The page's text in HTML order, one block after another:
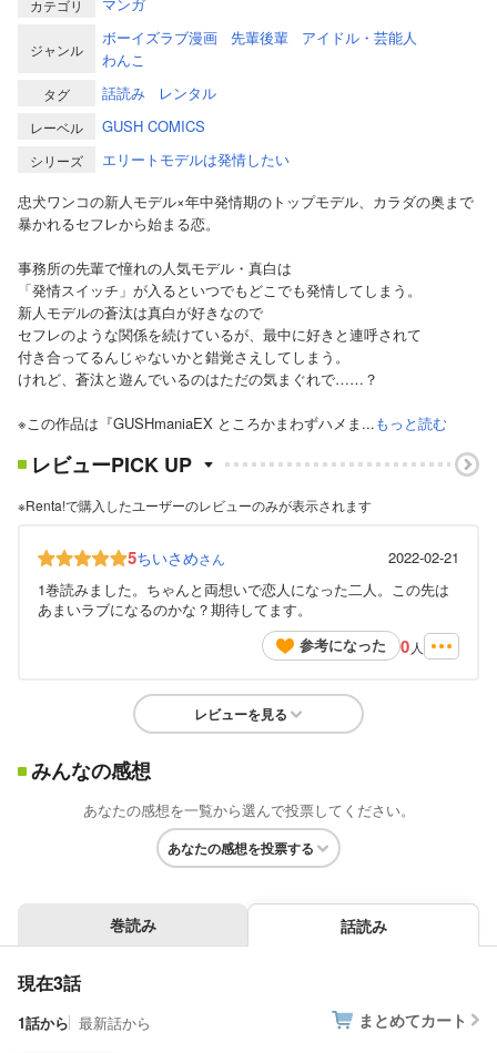
カテゴリ
ジャンル
ボーイズラブ漫画 先輩後輩
アイドル・芸能人
わんこ
タグ 話読み レンタル
レーベル GUSH COMICS
シリーズ
エリートモデルは発情したい
忠犬ワンコの新人モデル×年中発情期のトップモデル、カラダの奥まで
暴かれるセフレから始まる恋。
事務所の先輩で憧れの人気モデル・真白は
「発情スイッチ」が入るといつでもどこでも発情してしまう。
新人モデルの蒼汰は真白が好きなので
セフレのような関係を続けているが、最中に好きと連呼されて
付き合ってるんじゃないかと錯覚さえしてしまう。
けれど、蒼汰と遊んでいるのはただの気まぐれで……？
※この作品は『GUSHmaniaEX ところかまわずハメま...もっと読む
レビューPICK UP
※Renta!で購入したユーザーのレビューのみが表示されます
5ちいさめさん
2022-02-21
1巻読みました。ちゃんと両想いで恋人になった二人。この先は
あまいラブになるのかな？期待してます。
参考になった
0 人
レビューを見る
みんなの感想
あなたの感想を一覧から選んで投票してください。
あなたの感想を投票する
巻読み 話読み
現在3話
1話から 最新話から まとめてカート